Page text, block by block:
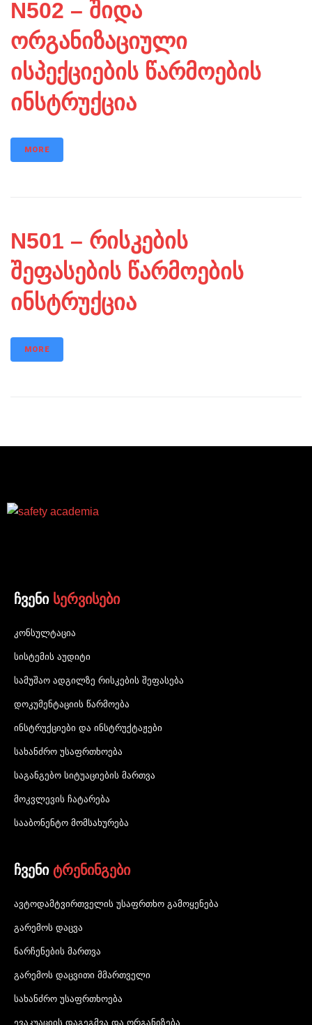
N502 – შიდა
ორგანიზაციული
ისპექციების წარმოების
ინსტრუქცია
MORE
N501 – რისკების
შეფასების წარმოების
ინსტრუქცია
MORE
ჩვენი სერვისები
კონსულტაცია
სისტემის აუდიტი
სამუშაო ადგილზე რისკების შეფასება
დოკუმენტაციის წარმოება
ინსტრუქციები და ინსტრუქტაჟები
სახანძრო უსაფრთხოება
საგანგებო სიტუაციების მართვა
მოკვლევის ჩატარება
სააბონენტო მომსახურება
ჩვენი ტრენინგები
ავტოდამტვირთველის უსაფრთხო გამოყენება
გარემოს დაცვა
ნარჩენების მართვა
გარემოს დაცვითი მმართველი
სახანძრო უსაფრთხოება
ევაკუაციის დაგეგმვა და ორგანიზება